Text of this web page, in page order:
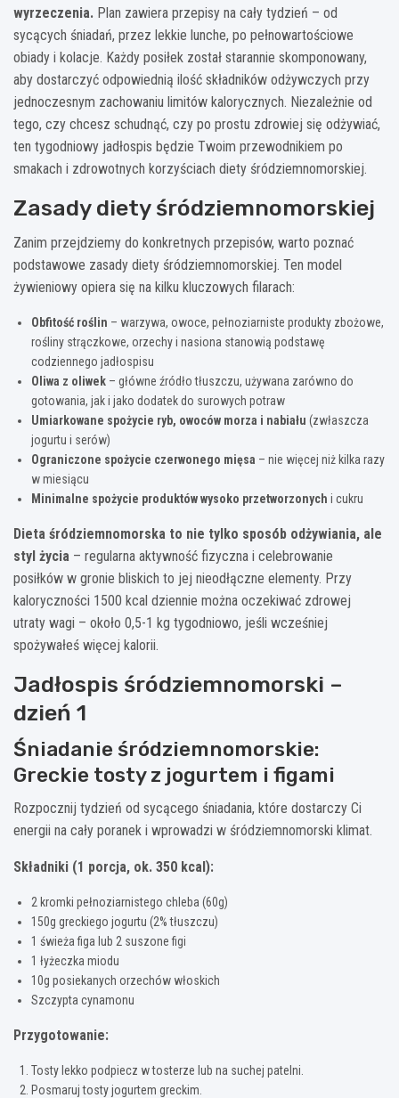
wyrzeczenia. Plan zawiera przepisy na cały tydzień – od
sycących śniadań, przez lekkie lunche, po pełnowartościowe
obiady i kolacje. Każdy posiłek został starannie skomponowany,
aby dostarczyć odpowiednią ilość składników odżywczych przy
jednoczesnym zachowaniu limitów kalorycznych. Niezależnie od
tego, czy chcesz schudnąć, czy po prostu zdrowiej się odżywiać,
ten tygodniowy jadłospis będzie Twoim przewodnikiem po
smakach i zdrowotnych korzyściach diety śródziemnomorskiej.
Zasady diety śródziemnomorskiej
Zanim przejdziemy do konkretnych przepisów, warto poznać
podstawowe zasady diety śródziemnomorskiej. Ten model
żywieniowy opiera się na kilku kluczowych filarach:
Obfitość roślin – warzywa, owoce, pełnoziarniste produkty zbożowe,
rośliny strączkowe, orzechy i nasiona stanowią podstawę
codziennego jadłospisu
Oliwa z oliwek – główne źródło tłuszczu, używana zarówno do
gotowania, jak i jako dodatek do surowych potraw
Umiarkowane spożycie ryb, owoców morza i nabiału (zwłaszcza
jogurtu i serów)
Ograniczone spożycie czerwonego mięsa – nie więcej niż kilka razy
w miesiącu
Minimalne spożycie produktów wysoko przetworzonych i cukru
Dieta śródziemnomorska to nie tylko sposób odżywiania, ale
styl życia – regularna aktywność fizyczna i celebrowanie
posiłków w gronie bliskich to jej nieodłączne elementy. Przy
kaloryczności 1500 kcal dziennie można oczekiwać zdrowej
utraty wagi – około 0,5-1 kg tygodniowo, jeśli wcześniej
spożywałeś więcej kalorii.
Jadłospis śródziemnomorski –
dzień 1
Śniadanie śródziemnomorskie:
Greckie tosty z jogurtem i figami
Rozpocznij tydzień od sycącego śniadania, które dostarczy Ci
energii na cały poranek i wprowadzi w śródziemnomorski klimat.
Składniki (1 porcja, ok. 350 kcal):
2 kromki pełnoziarnistego chleba (60g)
150g greckiego jogurtu (2% tłuszczu)
1 świeża figa lub 2 suszone figi
1 łyżeczka miodu
10g posiekanych orzechów włoskich
Szczypta cynamonu
Przygotowanie:
Tosty lekko podpiecz w tosterze lub na suchej patelni.
Posmaruj tosty jogurtem greckim.